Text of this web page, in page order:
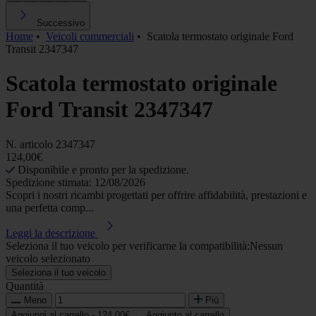
Successivo
Home • Veicoli commerciali • Scatola termostato originale Ford
Transit 2347347
Scatola termostato originale
Ford Transit 2347347
N. articolo 2347347
124,00€
Disponibile e pronto per la spedizione.
Spedizione stimata: 12/08/2026
Scopri i nostri ricambi progettati per offrire affidabilità, prestazioni e
una perfetta comp...
Leggi la descrizione
Seleziona il tuo veicolo per verificarne la compatibilità:Nessun
veicolo selezionato
Seleziona il tuo veicolo
Quantità
Meno
Più